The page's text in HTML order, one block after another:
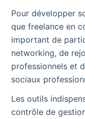
Pour développer
que freelance en
important de
networking, de
professionnels et
sociaux
Les outils
contrôle de